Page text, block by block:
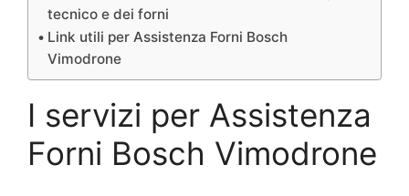
tecnico e dei forni
Link utili per Assistenza Forni Bosch
Vimodrone
I servizi per Assistenza
Forni Bosch Vimodrone